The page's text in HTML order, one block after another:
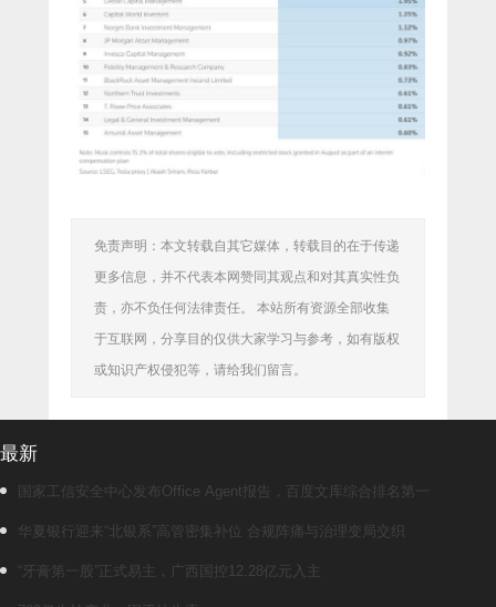
免责声明：本文转载自其它媒体，转载目的在于传递
更多信息，并不代表本网赞同其观点和对其真实性负
责，亦不负任何法律责任。 本站所有资源全部收集
于互联网，分享目的仅供大家学习与参考，如有版权
或知识产权侵犯等，请给我们留言。
最新
国家工信安全中心发布Office Agent报告，百度文库综合排名第一
华夏银行迎来“北银系”高管密集补位 合规阵痛与治理变局交织
“牙膏第一股”正式易主，广西国控12.28亿元入主